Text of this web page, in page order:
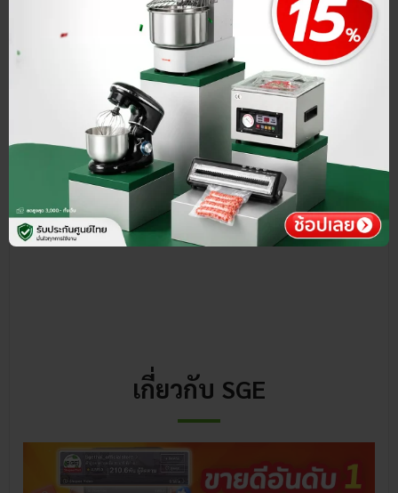
สายด่วนโทร
แชทหาเรา @LINE
เกี่ยวกับ SGE